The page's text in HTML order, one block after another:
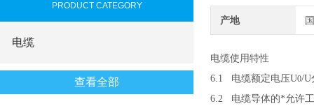
PRODUCT CATEGORY
电缆
查看全部
产地
电缆使用特性
6.1
电缆额定电压U0/U
6.2
电缆导体的*允许